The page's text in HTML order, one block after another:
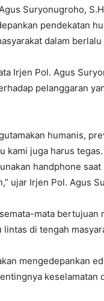
I've read
Suryonugroho,
pendekatan
dalam berlalu
Irjen Pol. Agus
pelanggaran
humanis,
juga harus
handphone
ujar Irjen Pol. Agus
mata bertujuan
di tengah
mengedepankan
keselamatan